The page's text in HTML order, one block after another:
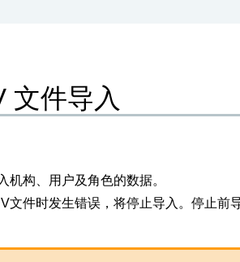
文件导入
机构、用户及角色的数据。
文件时发生错误，将停止导入。停止前